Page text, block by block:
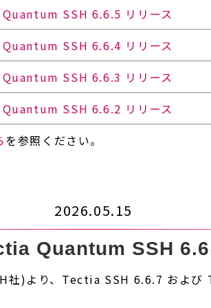
SSH 6.6.5 リリース
SSH 6.6.4 リリース
SSH 6.6.3 リリース
SSH 6.6.2 リリース
を参照ください。
2026.05.15
Quantum SSH
社)より、Tectia SSH 6.6.7 およ